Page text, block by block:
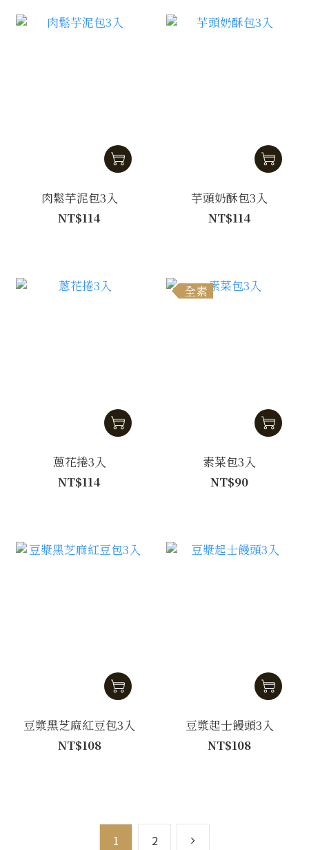
肉鬆芋泥包3入
NT$114
芋頭奶酥包3入
NT$114
蔥花捲3入
NT$114
全素
素菜包3入
NT$90
豆漿黑芝麻紅豆包3入
NT$108
豆漿起士饅頭3入
NT$108
1 2